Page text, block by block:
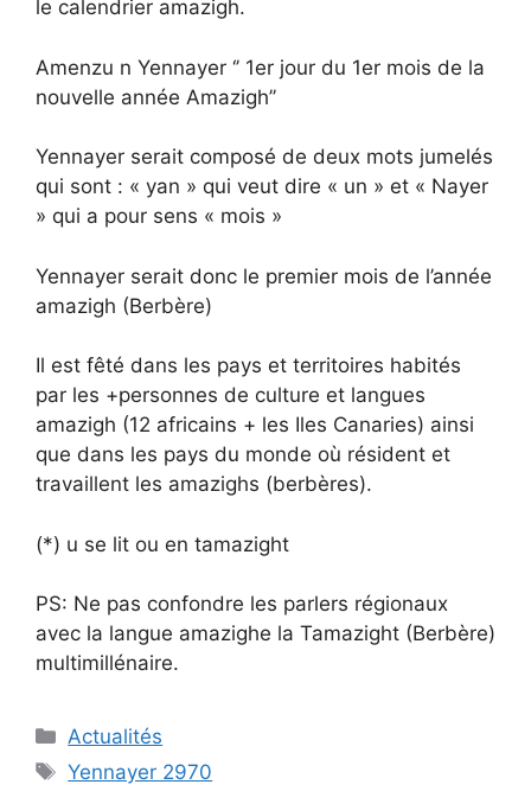
le calendrier amazigh.
Amenzu n Yennayer ‘’ 1er jour du 1er mois de la
nouvelle année Amazigh’’
Yennayer serait composé de deux mots jumelés
qui sont : « yan » qui veut dire « un » et « Nayer
» qui a pour sens « mois »
Yennayer serait donc le premier mois de l’année
amazigh (Berbère)
Il est fêté dans les pays et territoires habités
par les +personnes de culture et langues
amazigh (12 africains + les Iles Canaries) ainsi
que dans les pays du monde où résident et
travaillent les amazighs (berbères).
(*) u se lit ou en tamazight
PS: Ne pas confondre les parlers régionaux
avec la langue amazighe la Tamazight (Berbère)
multimillénaire.
Catégories
Actualités
Étiquettes
Yennayer 2970